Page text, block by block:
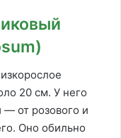
20 см. У него
— от розового и
Оно обильно